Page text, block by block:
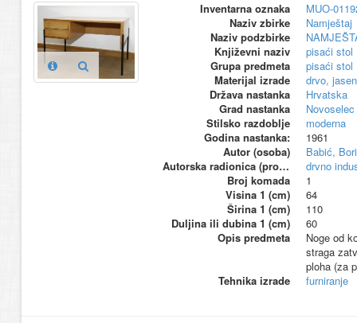
Inventarna oznaka
MUO-
Naziv zbirke
Namještaj
Naziv podzbirke
Književni naziv
pisaći stol
Grupa predmeta
pisaći stol
Materijal izrade
drvo, jasen
Država nastanka
Hrvatska
Grad nastanka
Stilsko razdoblje
moderna
Godina nastanka:
1961
Autor (osoba)
Babić,
Autorska radionica (proizvođač)
drvno
Broj komada
1
Visina 1 (cm)
64
Širina 1 (cm)
110
Duljina ili dubina 1 (cm)
60
Opis predmeta
Noge od
straga
ploha (za
Tehnika izrade
furniranje